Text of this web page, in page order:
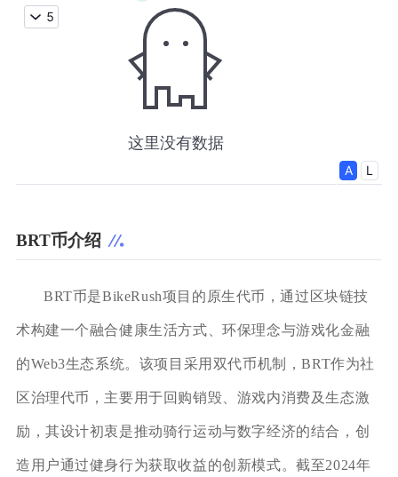
BRT币介绍
BRT币是BikeRush项目的原生代币，通过区块链技
术构建一个融合健康生活方式、环保理念与游戏化金融
的Web3生态系统。该项目采用双代币机制，BRT作为社
区治理代币，主要用于回购销毁、游戏内消费及生态激
励，其设计初衷是推动骑行运动与数字经济的结合，创
造用户通过健身行为获取收益的创新模式。截至2024年